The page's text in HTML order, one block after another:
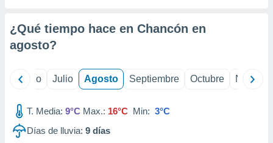
e
¿Qué tiempo hace en Chancón en
agosto?
Junio Julio Agosto Septiembre Octubre
T. Media: 9°C Max.: 16°C Min: 3°C
Días de lluvia: 9 días